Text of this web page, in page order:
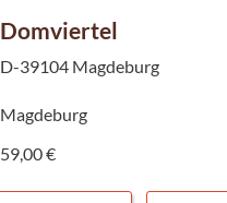
Domviertel
D-39104 Magdeburg
Magdeburg
59,00 €